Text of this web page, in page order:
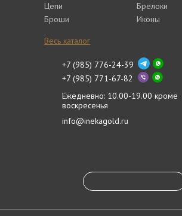
Цепи
Броши
Брелоки
Иконы
Весь каталог
+7 (985) 776-24-39
+7 (985) 771-67-82
Ежедневно: 10.00-19.00 кроме
воскресенья
info@inekagold.ru